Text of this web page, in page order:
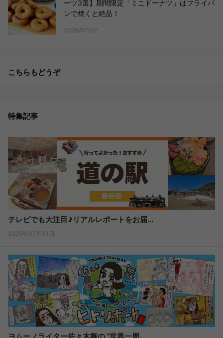
ーツ3選】期間限定「ミニドーナツ」はフライパ
ンで焼くと絶品！
2026/07/07
こちらもどうぞ
特集記事
テレビでも大注目♪リアルレポートをお届...
2025年07月31日